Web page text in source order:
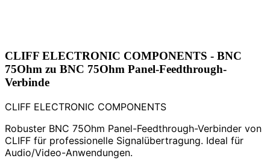
CLIFF ELECTRONIC COMPONENTS - BNC
75Ohm zu BNC 75Ohm Panel-Feedthrough-
Verbinde
CLIFF ELECTRONIC COMPONENTS
Robuster BNC 75Ohm Panel-Feedthrough-Verbinder von
CLIFF für professionelle Signalübertragung. Ideal für
Audio/Video-Anwendungen.